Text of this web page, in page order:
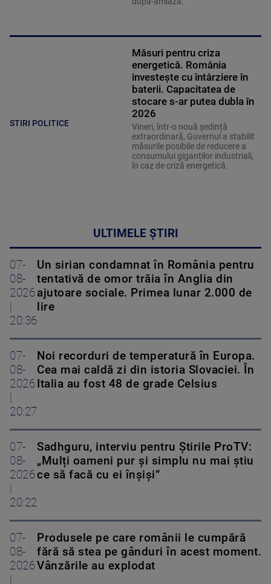
STIRI POLITICE
Măsuri pentru criza
energetică. România
investește cu întârziere în
baterii. Capacitatea de
stocare s-ar putea dubla în
2026
Vineri, într-o nouă ședință
extraordinară, Guvernul a stabilit
măsurile posibile de reducere a
consumului giganților industriali,
în caz de criză energetică.
ULTIMELE ȘTIRI
07-
08-
2026
20:36
Un sirian condamnat în România pentru
tentativă de omor trăia în Anglia din
ajutoare sociale. Primea lunar 2.000 de
lire
07-
08-
2026
20:27
Noi recorduri de temperatură în Europa.
Cea mai caldă zi din istoria Slovaciei. În
Italia au fost 48 de grade Celsius
07-
08-
2026
20:22
Sadhguru, interviu pentru Știrile ProTV:
„Mulți oameni pur și simplu nu mai știu
ce să facă cu ei înșiși”
07-
08-
2026
Produsele pe care românii le cumpără
fără să stea pe gânduri în acest moment.
Vânzările au explodat